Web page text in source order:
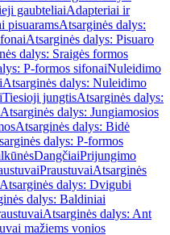
gaubteliaiAdapteriai ir
pisuaramsAtsarginės dalys:
Atsarginės dalys: Pisuaro
dalys: Sraigės formos
P-formos sifonaiNuleidimo
Atsarginės dalys: Nuleidimo
Tiesioji jungtisAtsarginės dalys:
Atsarginės dalys: Jungiamosios
Atsarginės dalys: Bidė
dalys: P-formos
DangčiaiPrijungimo
PraustuvaiAtsarginės
Atsarginės dalys: Dvigubi
dalys: Baldiniai
Atsarginės dalys: Ant
mažiems vonios